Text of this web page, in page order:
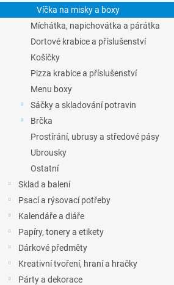
Víčka na misky a boxy
Míchátka, napichovátka a párátka
Dortové krabice a příslušenství
Košíčky
Pizza krabice a příslušenství
Menu boxy
Sáčky a skladování potravin
Brčka
Prostírání, ubrusy a středové pásy
Ubrousky
Ostatní
Sklad a balení
Psací a rýsovací potřeby
Kalendáře a diáře
Papíry, tonery a etikety
Dárkové předměty
Kreativní tvoření, hraní a hračky
Párty a dekorace